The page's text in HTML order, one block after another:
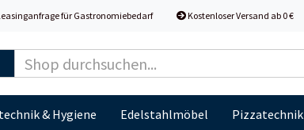
für Gastronomiebedarf Kostenloser Versand ab 0 €
& Hygiene Edelstahlmöbel Pizzatechnik